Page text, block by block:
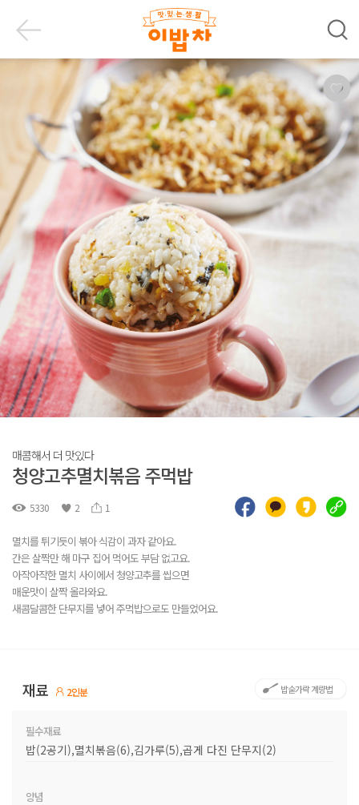
매콤해서 더 맛있다
청양고추멸치볶음 주먹밥
5330 2 1
멸치를 튀기듯이 볶아 식감이 과자 같아요.
간은 살짝만 해 마구 집어 먹어도 부담 없고요.
아작아작한 멸치 사이에서 청양고추를 씹으면
매운맛이 살짝 올라와요.
새콤달콤한 단무지를 넣어 주먹밥으로도 만들었어요.
재료 2인분 밥숟가락 계량법
필수재료
밥(2공기),멸치볶음(6),김가루(5),곱게 다진 단무지(2)
양념